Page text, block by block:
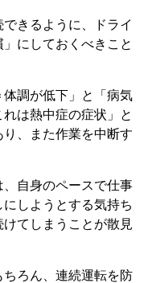
きるように、ドライ
にしておくべきこと
調が低下」と「病気
は熱中症の症状」と
、また作業を中断す
自身のペースで仕事
しようとする気持ち
てしまうことが散見
ろん、連続運転を防